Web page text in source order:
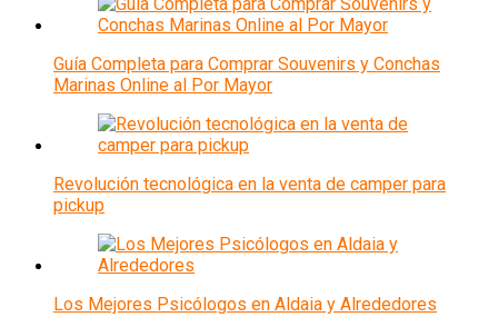
Guía Completa para Comprar Souvenirs y Conchas
Marinas Online al Por Mayor
Revolución tecnológica en la venta de camper para
pickup
Los Mejores Psicólogos en Aldaia y Alrededores